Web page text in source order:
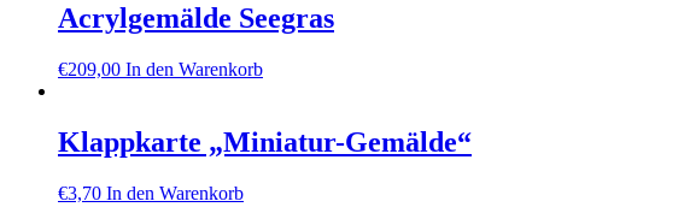
Acrylgemälde Seegras
€209,00 In den Warenkorb
Klappkarte „Miniatur-Gemälde“
€3,70 In den Warenkorb